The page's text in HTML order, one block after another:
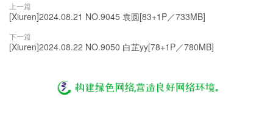
上一篇
[Xiuren]2024.08.21 NO.9045 袁圆[83+1P／733MB]
下一篇
[Xiuren]2024.08.22 NO.9050 白芷yy[78+1P／780MB]